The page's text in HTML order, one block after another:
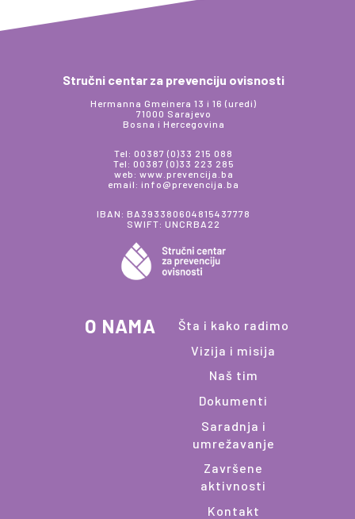
Stručni centar za prevenciju ovisnosti
Hermanna Gmeinera 13 i 16 (uredi)
71000 Sarajevo
Bosna i Hercegovina
Tel: 00387 (0)33 215 088
Tel: 00387 (0)33 223 285
web: www.prevencija.ba
email: info@prevencija.ba
IBAN: BA393380604815437778
SWIFT: UNCRBA22
O NAMA
Šta i kako radimo
Vizija i misija
Naš tim
Dokumenti
Saradnja i
umrežavanje
Završene
aktivnosti
Kontakt